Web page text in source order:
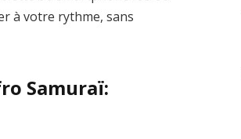
à votre rythme, sans
Samuraï: